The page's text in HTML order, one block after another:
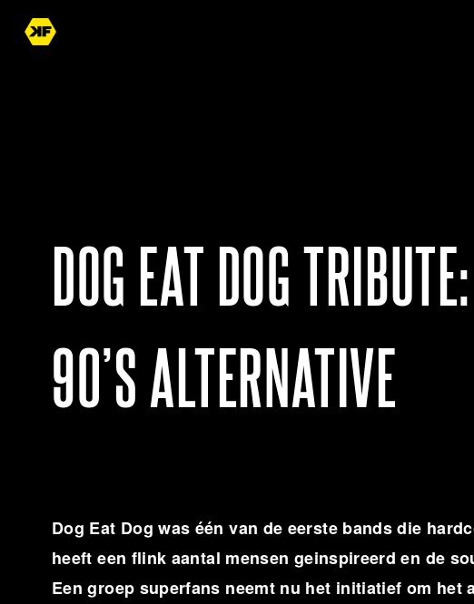
DOG EAT DOG
90’S ALTERNATIVE
Dog Eat Dog was één van de eerste bands die
heeft een flink aantal mensen geinspireerd en de
Een groep superfans neemt nu het initiatief om het